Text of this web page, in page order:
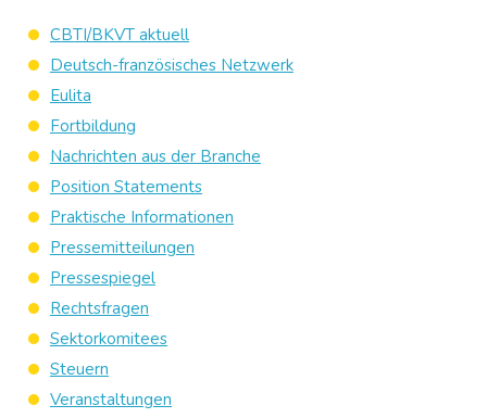
CBTI/BKVT aktuell
Deutsch-französisches Netzwerk
Eulita
Fortbildung
Nachrichten aus der Branche
Position Statements
Praktische Informationen
Pressemitteilungen
Pressespiegel
Rechtsfragen
Sektorkomitees
Steuern
Veranstaltungen